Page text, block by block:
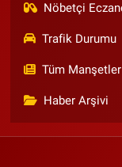
Nöbetçi
Trafik Durumu
Tüm Manşetler
Haber Arşivi